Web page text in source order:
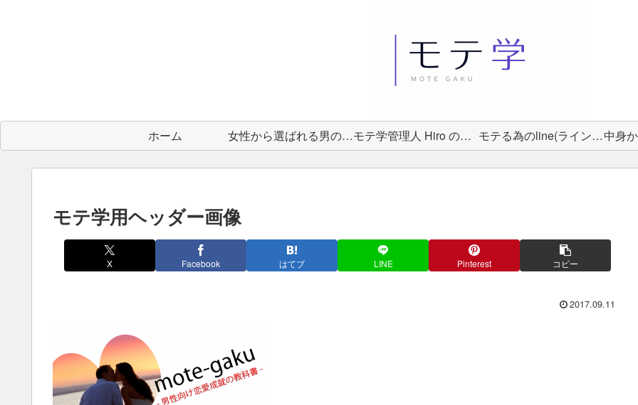
ホーム 女性から選ばれる男の教科書 モテ学管理人 Hiro のプロフィール モテる為のline(ライン)術
モテ学用ヘッダー画像
X Facebook はてブ LINE Pinterest コピー
2017.09.11